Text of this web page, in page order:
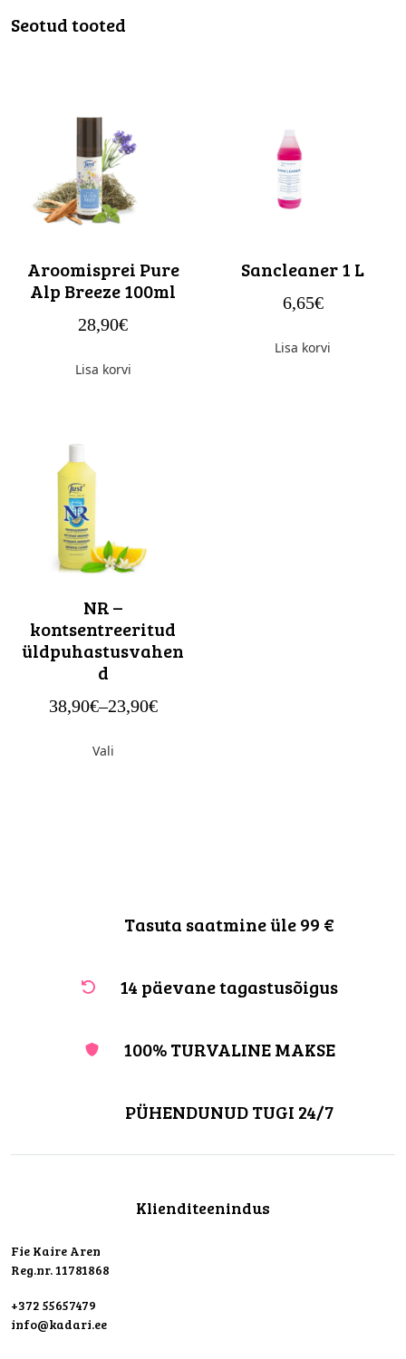
Seotud tooted
Aroomisprei Pure
Alp Breeze 100ml
€
28,90
Lisa korvi
Sancleaner 1 L
€
6,65
Lisa korvi
NR –
kontsentreeritud
üldpuhastusvahen
d
€
23,90
–
€
38,90
Vali
Tasuta saatmine üle 99 €
14 päevane tagastusõigus
100% TURVALINE MAKSE
PÜHENDUNUD TUGI 24/7
Klienditeenindus
Fie Kaire Aren
Reg.nr. 11781868
+372 55657479
info@kadari.ee